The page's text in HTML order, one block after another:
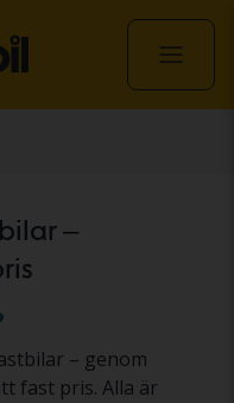
–
– genom
fast pris. Alla är